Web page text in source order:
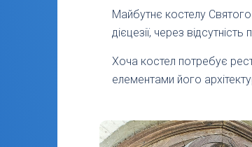
Майбутнє костелу
дієцезії, через
Хоча костел потребує
елементами його